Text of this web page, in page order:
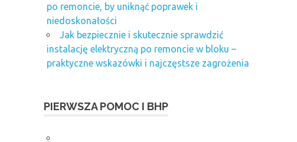
po remoncie, by uniknąć poprawek i
niedoskonałości
Jak bezpiecznie i skutecznie sprawdzić
instalację elektryczną po remoncie w bloku –
praktyczne wskazówki i najczęstsze zagrożenia
PIERWSZA POMOC I BHP